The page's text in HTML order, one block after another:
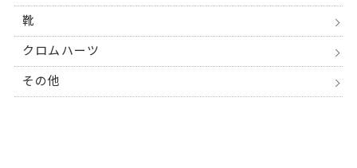
靴
クロムハーツ
その他